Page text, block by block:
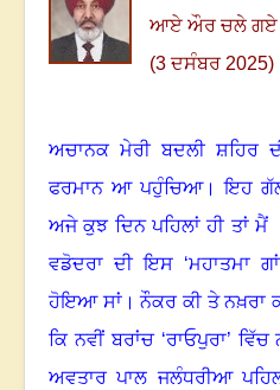
ਸੰਪਰਕ
We have 230 guests and no
ਆਏ ਔਰ ਚਲੇ
(3 ਦਸੰਬਰ 2025)
ਅਚਾਨਕ ਮੇਰੀ ਬਦਲੀ ਸ਼ਹਿਰ
ਫਰਮਾਨ ਆ ਪਹੁੰਚਿਆ।ਇਹ
ਅਜੇ ਕੁਝ ਦਿਨ ਪਹਿਲਾਂ ਹੀ ਤਾਂ
ਵਡੋਦਰਾ ਦੀ ਇਸ ‘ਮਹਾਤਮਾ
ਹੋਇਆ ਸਾਂ।ਨੌਕਰ ਕੀ ਤੇ ਨਖ਼ਰਾ
ਕਿ ਨਵੀਂ ਬਰਾਂਚ ‘ਰਾਓਪੁਰਾ’
ਅਵਤਾਰ ਪਾਲ ਜਲੰਧਰੀਆ